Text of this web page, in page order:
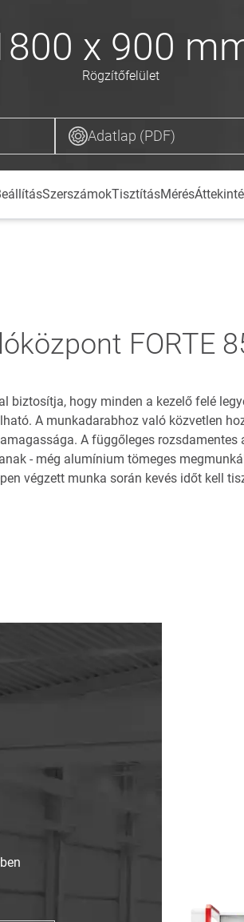
x 900
Rögzítőfelület
Adatlap (PDF)
SzerszámokTisztításMérés
FORTE
biztosítja, hogy minden a kezelő felé
A munkadarabhoz való közvetlen
A függőleges rozsdamentes
- még alumínium tömeges
végzett munka során kevés időt kell